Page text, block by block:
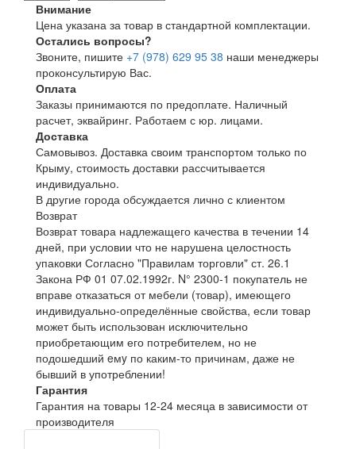
Внимание
Цена указана за товар в стандартной комплектации.
Остались вопросы?
Звоните, пишите +7 (978) 629 95 38 наши менеджеры
проконсультирую Вас.
Оплата
Заказы принимаются по предоплате. Наличный
расчет, эквайринг. Работаем с юр. лицами.
Доставка
Самовывоз. Доставка своим транспортом только по
Крыму, стоимость доставки рассчитывается
индивидуально.
В другие города обсуждается лично с клиентом
Возврат
Возврат товара надлежащего качества в течении 14
дней, при условии что не нарушена целостность
упаковки Согласно "Правилам торговли" ст. 26.1
Закона РФ 01 07.02.1992г. N° 2300-1 покупатель не
вправе отказаться от мебели (товар), имеющего
индивидуально-определённые свойства, если товар
может быть использован исключительно
приобретающим его потребителем, но не
подошедший eмy по каким-то причинам, даже не
бывший в употреблении!
Гарантия
Гарантия на товары 12-24 месяца в зависимости от
производителя